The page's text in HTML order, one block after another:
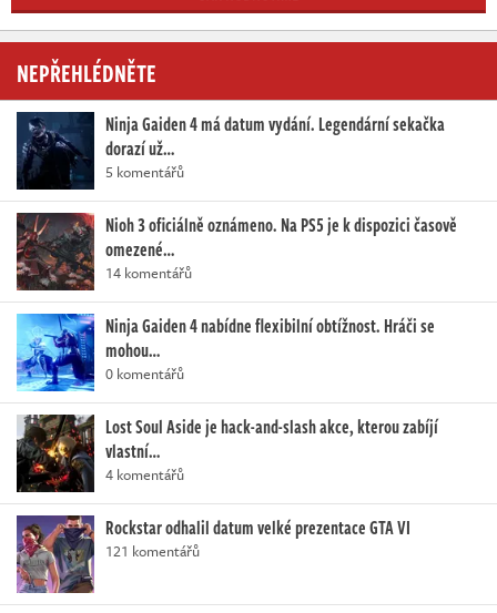
NEPŘEHLÉDNĚTE
Ninja Gaiden 4 má datum vydání. Legendární sekačka
dorazí už…
5 komentářů
Nioh 3 oficiálně oznámeno. Na PS5 je k dispozici časově
omezené…
14 komentářů
Ninja Gaiden 4 nabídne flexibilní obtížnost. Hráči se
mohou…
0 komentářů
Lost Soul Aside je hack-and-slash akce, kterou zabíjí
vlastní…
4 komentářů
Rockstar odhalil datum velké prezentace GTA VI
121 komentářů